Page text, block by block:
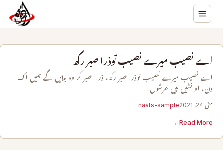
اے نصیب میرے نصیب توذرا صبر رکھ
اے نصیب میرے نصیب توذرا صبر رکھ، ذرا صبر کر وہ بلايں گے ہمیں اک
دن، او نشیں ہیں عرشوں…
مئی 24, 2021 naats-sample
Read More →